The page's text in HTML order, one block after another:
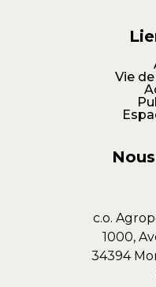
Vie
c.o.
1000,
34394